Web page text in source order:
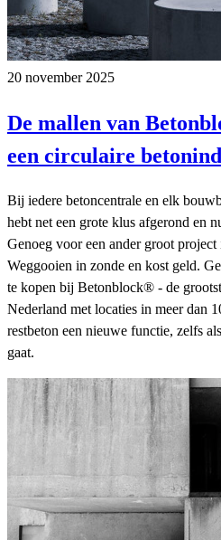
20 november 2025
De mallen van
een circulaire
Bij iedere betoncentrale en elk
hebt net een grote klus afgerond en
Genoeg voor een ander groot
Weggooien in zonde en kost geld.
te kopen bij Betonblock® - de
Nederland met locaties in meer dan
restbeton een nieuwe functie, zelfs
gaat.